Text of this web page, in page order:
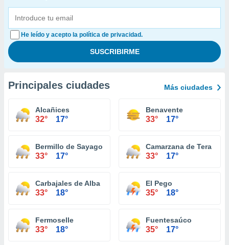
He leído y acepto la política de privacidad.
Principales ciudades Más ciudades
Alcañices
32° 17°
Benavente
33° 17°
Bermillo de Sayago
33° 17°
Camarzana de Tera
33° 17°
Carbajales de Alba
33° 18°
El Pego
35° 18°
Fermoselle
33° 18°
Fuentesaúco
35° 17°